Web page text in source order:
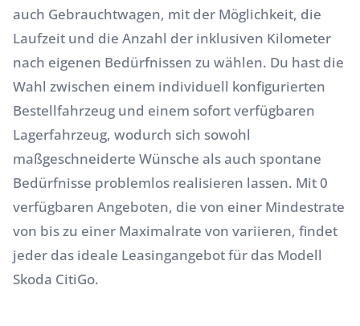
auch Gebrauchtwagen, mit der Möglichkeit, die
Laufzeit und die Anzahl der inklusiven Kilometer
nach eigenen Bedürfnissen zu wählen. Du hast die
Wahl zwischen einem individuell konfigurierten
Bestellfahrzeug und einem sofort verfügbaren
Lagerfahrzeug, wodurch sich sowohl
maßgeschneiderte Wünsche als auch spontane
Bedürfnisse problemlos realisieren lassen. Mit 0
verfügbaren Angeboten, die von einer Mindestrate
von bis zu einer Maximalrate von variieren, findet
jeder das ideale Leasingangebot für das Modell
Skoda CitiGo.